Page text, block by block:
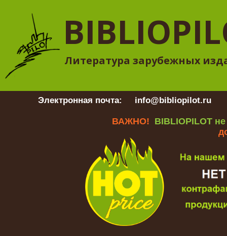
Литература зарубежных
Электронная почта: info@bibliopilot.ru
ВАЖНО! BIBLIOPILOT